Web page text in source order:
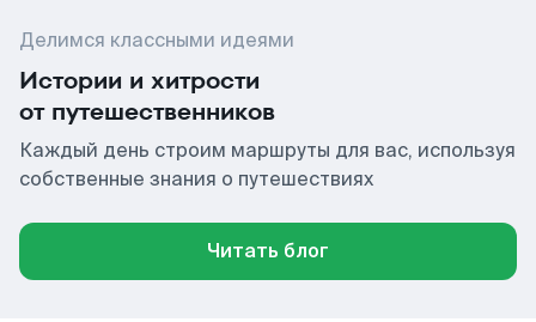
Делимся классными идеями
Истории и хитрости
от путешественников
Каждый день строим маршруты для вас, используя
собственные знания о путешествиях
Читать блог